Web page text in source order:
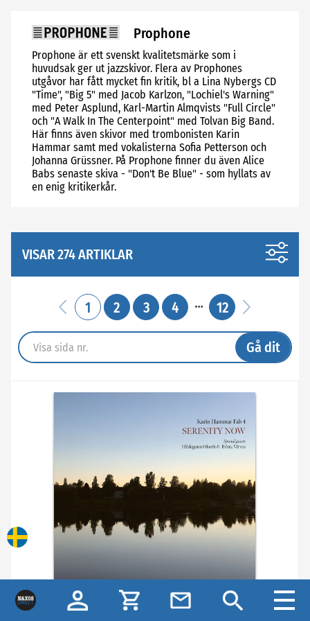
Prophone
Prophone är ett svenskt kvalitetsmärke som i
huvudsak ger ut jazzskivor. Flera av Prophones
utgåvor har fått mycket fin kritik, bl a Lina Nybergs CD
"Time", "Big 5" med Jacob Karlzon, "Lochiel's Warning"
med Peter Asplund, Karl-Martin Almqvists "Full Circle"
och "A Walk In The Centerpoint" med Tolvan Big Band.
Här finns även skivor med trombonisten Karin
Hammar samt med vokalisterna Sofia Petterson och
Johanna Grüssner. På Prophone finner du även Alice
Babs senaste skiva - "Don't Be Blue" - som hyllats av
en enig kritikerkår.
VISAR 274 ARTIKLAR
1 2 3 4 12
Gå dit
Karin Hammar Fab 4 - Serenity Now (LP)